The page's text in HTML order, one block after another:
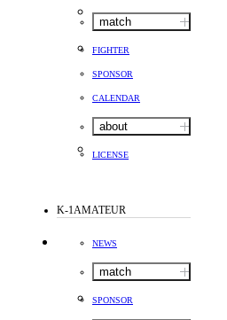
match
FIGHTER
SPONSOR
CALENDAR
about
LICENSE
K-1AMATEUR
NEWS
match
SPONSOR